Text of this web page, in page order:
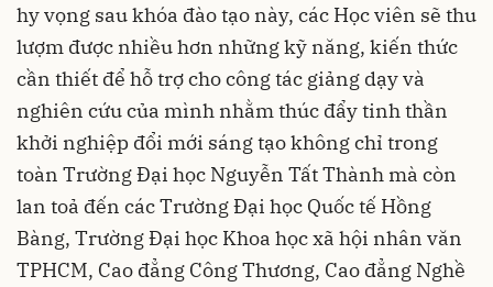
hy vọng sau khóa đào tạo này, các Học viên sẽ thu
lượm được nhiều hơn những kỹ năng, kiến thức
cần thiết để hỗ trợ cho công tác giảng dạy và
nghiên cứu của mình nhằm thúc đẩy tinh thần
khởi nghiệp đổi mới sáng tạo không chỉ trong
toàn Trường Đại học Nguyễn Tất Thành mà còn
lan toả đến các Trường Đại học Quốc tế Hồng
Bàng, Trường Đại học Khoa học xã hội nhân văn
TPHCM, Cao đẳng Công Thương, Cao đẳng Nghề